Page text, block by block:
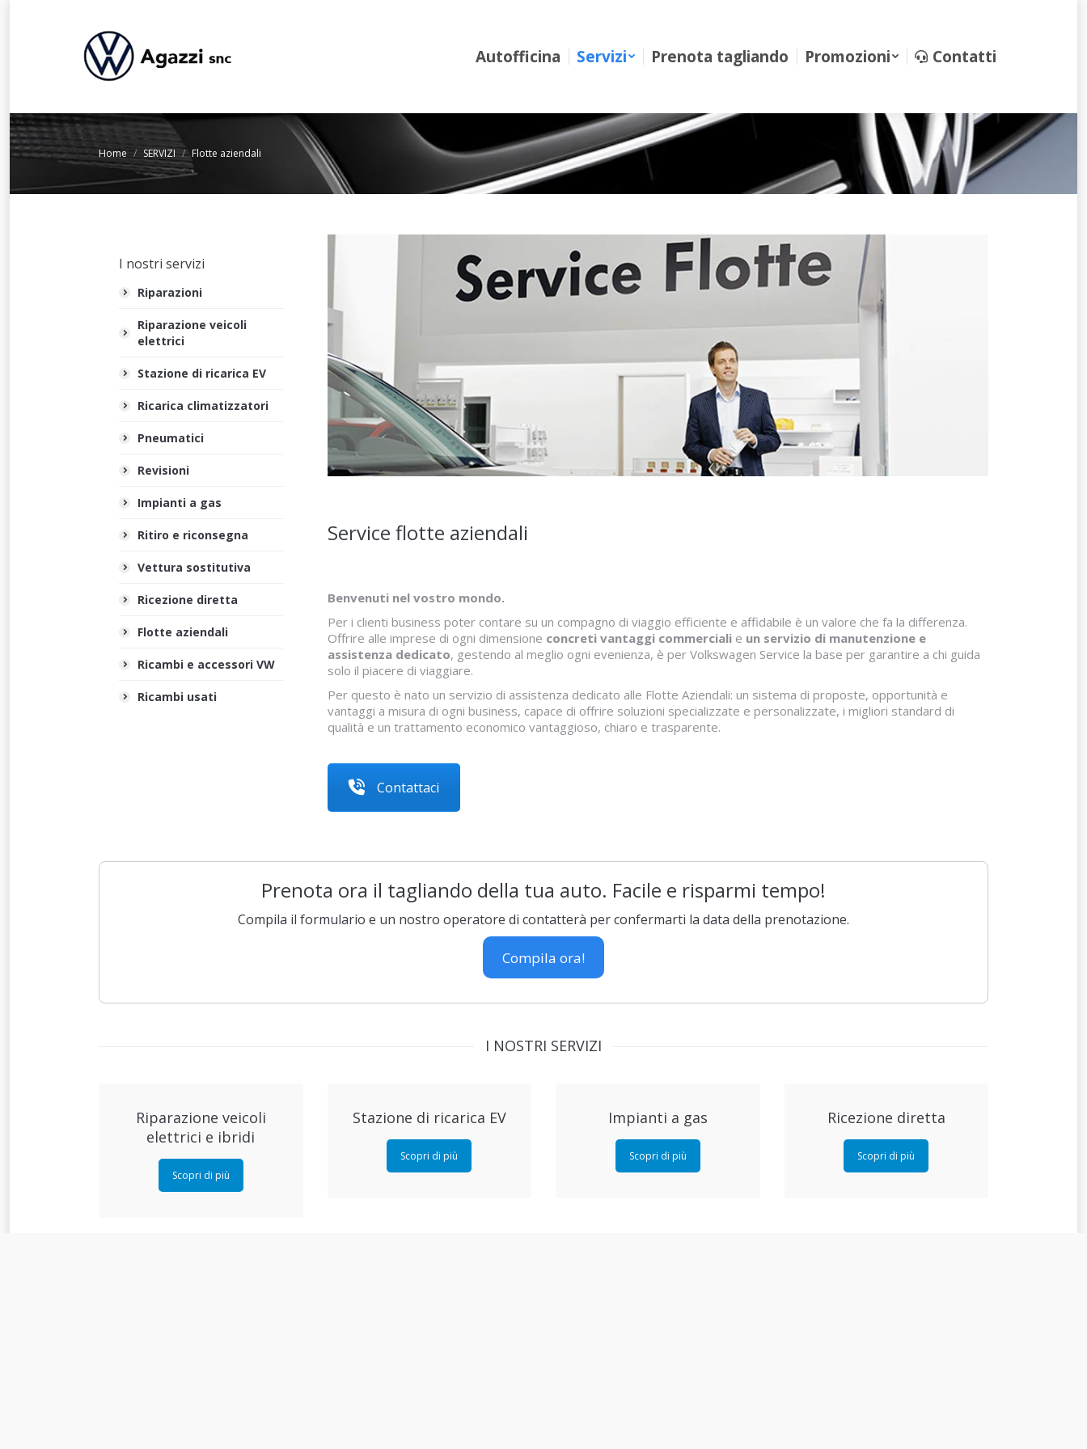
Autofficina Servizi Prenota tagliando Promozioni Contatti
You are here:
Home SERVIZI Flotte aziendali
I nostri servizi
Riparazioni
Riparazione veicoli
elettrici
Stazione di ricarica EV
Ricarica climatizzatori
Pneumatici
Revisioni
Impianti a gas
Ritiro e riconsegna
Vettura sostitutiva
Ricezione diretta
Flotte aziendali
Ricambi e accessori VW
Ricambi usati
Service flotte aziendali
Benvenuti nel vostro mondo.
Per i clienti business poter contare su un compagno di viaggio efficiente e affidabile è un valore che fa la differenza.
Offrire alle imprese di ogni dimensione concreti vantaggi commercialie un servizio di manutenzione e
assistenza dedicato, gestendo al meglio ogni evenienza, è per Volkswagen Service la base per garantire a chi guida
solo il piacere di viaggiare.
Per questo è nato un servizio di assistenza dedicato alle Flotte Aziendali: un sistema di proposte, opportunità e
vantaggi a misura di ogni business, capace di offrire soluzioni specializzate e personalizzate, i migliori standard di
qualità e un trattamento economico vantaggioso, chiaro e trasparente.
Contattaci
Prenota ora il tagliando della tua auto. Facile e risparmi tempo!
Compila il formulario e un nostro operatore di contatterà per confermarti la data della prenotazione.
Compila ora!
I NOSTRI SERVIZI
Riparazione veicoli
elettrici e ibridi
Scopri di più
Stazione di ricarica EV
Scopri di più
Impianti a gas
Scopri di più
Ricezione diretta
Scopri di più